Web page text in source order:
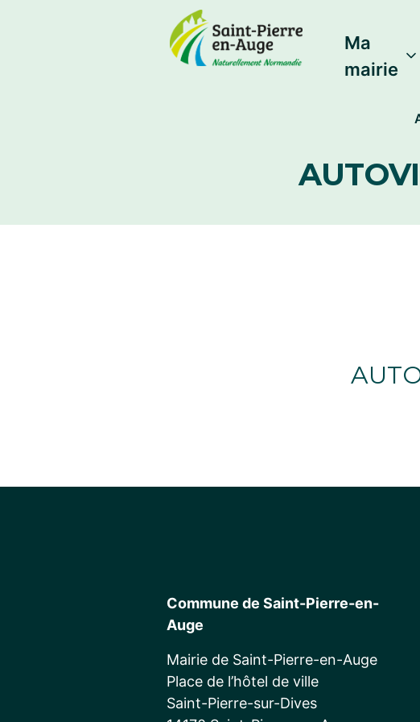
Ma
mairie
Commune de Saint-Pierre-en-
Auge
Mairie de Saint-Pierre-en-Auge
Place de l’hôtel de ville
Saint-Pierre-sur-Dives